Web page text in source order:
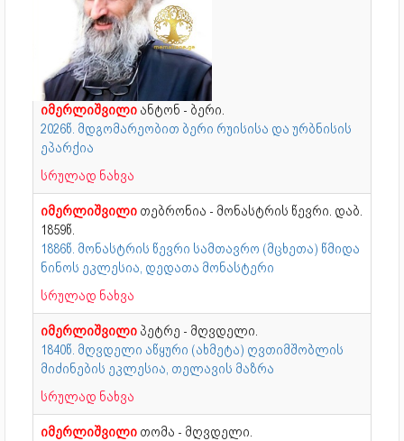
იმერლიშვილი ანტონ - ბერი.
2026წ. მდგომარეობით ბერი რუისისა და ურბნისის
ეპარქია
სრულად ნახვა
იმერლიშვილი თებრონია - მონასტრის წევრი. დაბ.
1859წ.
1886წ. მონასტრის წევრი სამთავრო (მცხეთა) წმიდა
ნინოს ეკლესია, დედათა მონასტერი
სრულად ნახვა
იმერლიშვილი პეტრე - მღვდელი.
1840წ. მღვდელი აწყური (ახმეტა) ღვთიმშობლის
მიძინების ეკლესია, თელავის მაზრა
სრულად ნახვა
იმერლიშვილი თომა - მღვდელი.